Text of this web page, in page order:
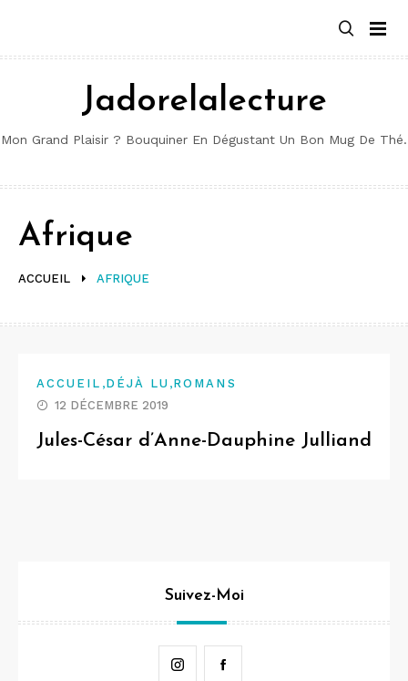
contenu
Jadorelalecture
Mon Grand Plaisir ? Bouquiner En Dégustant Un Bon Mug De Thé.
ACCUEIL AFRIQUE
Afrique
ACCUEIL ,DÉJÀ LU ,ROMANS
12 DÉCEMBRE 2019
Jules-César d’Anne-Dauphine Julliand
Suivez-Moi
Instagram